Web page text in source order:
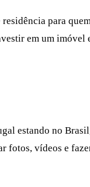
para
em um imóvel
estando no
fotos, vídeos e